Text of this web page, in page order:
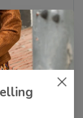
alsjeblieft het